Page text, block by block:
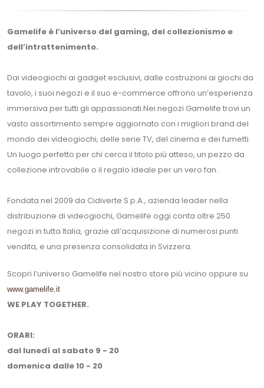
Gamelife è l’universo del gaming, del collezionismo e
dell’intrattenimento.
Dai videogiochi ai gadget esclusivi, dalle costruzioni ai giochi da
tavolo, i suoi negozi e il suo e-commerce offrono un’esperienza
immersiva per tutti gli appassionati.Nei negozi Gamelife trovi un
vasto assortimento sempre aggiornato con i migliori brand del
mondo dei videogiochi, delle serie TV, del cinema e dei fumetti.
Un luogo perfetto per chi cerca il titolo più atteso, un pezzo da
collezione introvabile o il regalo ideale per un vero fan.
Fondata nel 2009 da Cidiverte S.p.A., azienda leader nella
distribuzione di videogiochi, Gamelife oggi conta oltre 250
negozi in tutta Italia, grazie all’acquisizione di numerosi punti
vendita, e una presenza consolidata in Svizzera.
Scopri l’universo Gamelife nel nostro store più vicino oppure su
www.gamelife.it
WE PLAY TOGETHER.
ORARI:
dal lunedì al sabato 9 - 20
domenica dalle 10 - 20